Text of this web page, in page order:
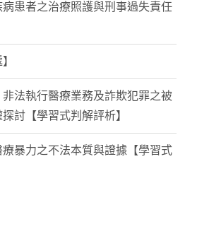
患者之治療照護與刑事過失責任
法執行醫療業務及詐欺犯罪之被
討【學習式判解評析】
暴力之不法本質與證據【學習式